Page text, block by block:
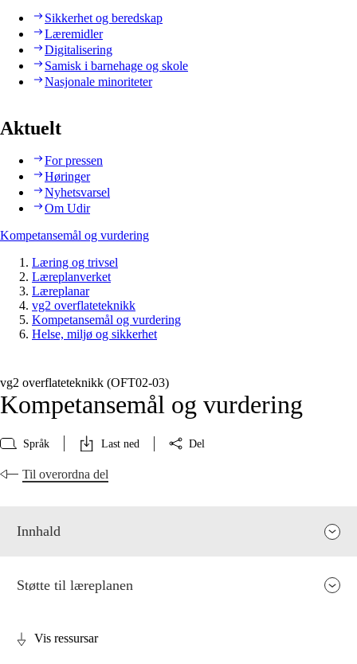
Sikkerhet og beredskap
Læremidler
Digitalisering
Samisk i barnehage og skole
Nasjonale minoriteter
Aktuelt
For pressen
Høringer
Nyhetsvarsel
Om Udir
Kompetansemål og vurdering
Læring og trivsel
Læreplanverket
Læreplanar
vg2 overflateteknikk
Kompetansemål og vurdering
Helse, miljø og sikkerhet
vg2 overflateteknikk (OFT02‑03)
Kompetansemål og vurdering
Språk Last ned Del
Til overordna del
Innhald
Støtte til læreplanen
Vis ressursar